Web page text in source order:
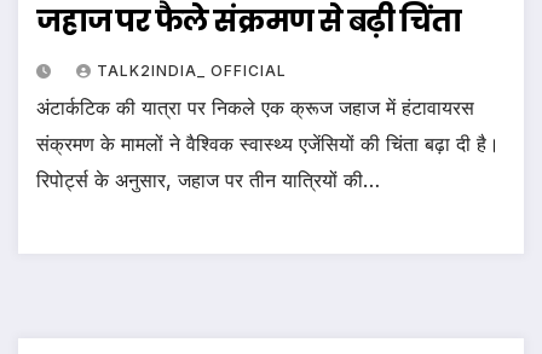
जहाज पर फैले संक्रमण से बढ़ी चिंता
TALK2INDIA_ OFFICIAL
अंटार्कटिक की यात्रा पर निकले एक क्रूज जहाज में हंटावायरस
संक्रमण के मामलों ने वैश्विक स्वास्थ्य एजेंसियों की चिंता बढ़ा दी है।
रिपोर्ट्स के अनुसार, जहाज पर तीन यात्रियों की…